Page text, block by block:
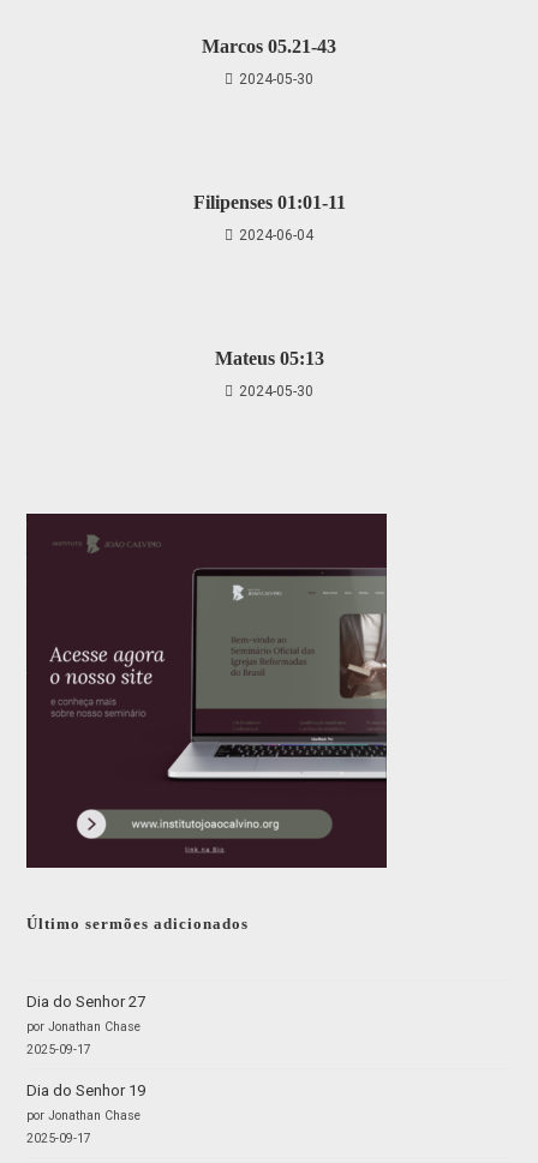
Marcos 05.21-43
2024-05-30
Filipenses 01:01-11
2024-06-04
Mateus 05:13
2024-05-30
Último sermões adicionados
Dia do Senhor 27
por Jonathan Chase
2025-09-17
Dia do Senhor 19
por Jonathan Chase
2025-09-17